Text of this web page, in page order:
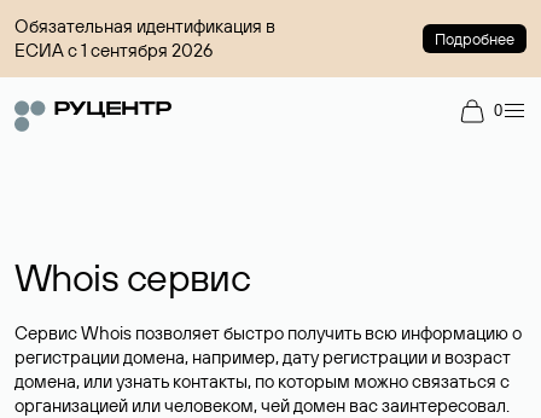
Обязательная идентификация в
ЕСИА с 1 сентября 2026
Подробнее
0
Whois сервис
Сервис Whois позволяет быстро получить всю информацию о
регистрации домена, например, дату регистрации и возраст
домена, или узнать контакты, по которым можно связаться с
организацией или человеком, чей домен вас заинтересовал.